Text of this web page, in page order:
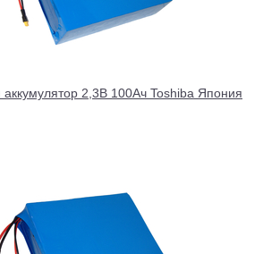
аккумулятор 2,3В 100Ач Toshiba Япония